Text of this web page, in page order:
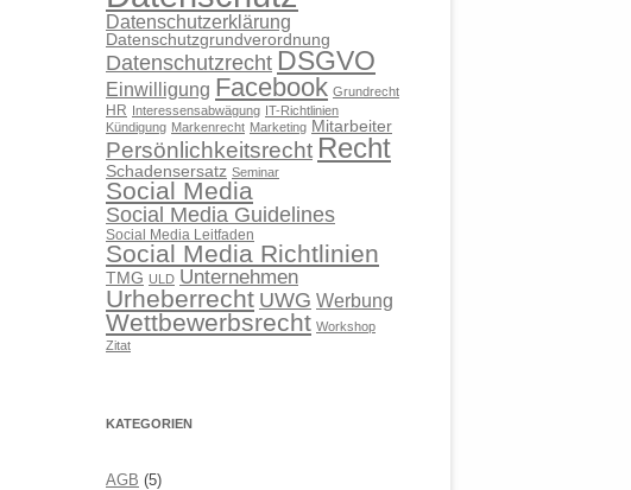
Datenschutzerklärung
Datenschutzgrundverordnung
Datenschutzrecht DSGVO
Einwilligung Facebook Grundrecht
HR Interessensabwägung IT-Richtlinien
Kündigung Markenrecht Marketing Mitarbeiter
Persönlichkeitsrecht Recht
Schadensersatz Seminar
Social Media
Social Media Guidelines
Social Media Leitfaden
Social Media Richtlinien
TMG ULD Unternehmen
Urheberrecht UWG Werbung
Wettbewerbsrecht Workshop
Zitat
KATEGORIEN
AGB (5)